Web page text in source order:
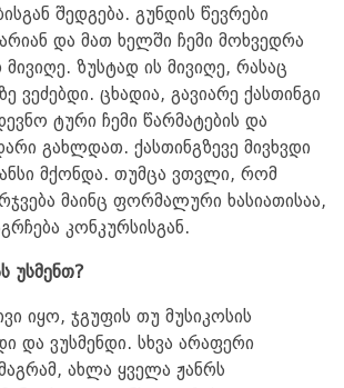
შედგება. გუნდის წევრები
და მათ ხელში ჩემი მოხვედრა
ზუსტად ის მივიღე, რასაც
ვეძებდი. ცხადია, გავიარე ქასთინგი
ტური ჩემი წარმატების და
გახლდათ. ქასთინგზევე მივხვდი
მქონდა. თუმცა ვთვლი, რომ
მაინც ფორმალური ხასიათისაა,
კონკურსისგან.
უსმენთ?
იყო, ჯგუფის თუ მუსიკოსის
და ვუსმენდი. სხვა არაფერი
ახლა ყველა ჟანრს